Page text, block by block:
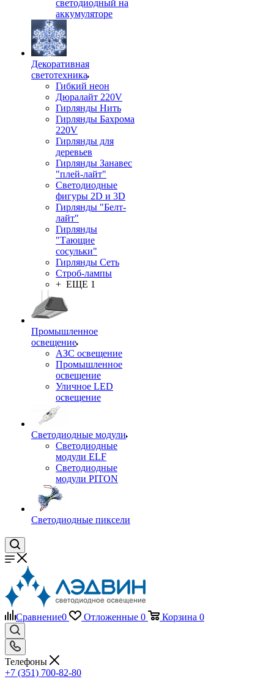
светодиодный на
аккумуляторе
Декоративная
светотехника
Гибкий неон
Дюралайт 220V
Гирлянды Нить
Гирлянды Бахрома
220V
Гирлянды для
деревьев
Гирлянды Занавес
"плей-лайт"
Светодиодные
фигуры 2D и 3D
Гирлянды "Белт-
лайт"
Гирлянды
"Тающие
сосульки"
Гирлянды Сеть
Строб-лампы
+ ЕЩЕ 1
Промышленное
освещение
АЗС освещение
Промышленное
освещение
Уличное LED
освещение
Светодиодные модули
Светодиодные
модули ELF
Светодиодные
модули PITON
Светодиодные пиксели
Сравнение0 Отложенные 0 Корзина 0
Телефоны
+7 (351) 700-82-80